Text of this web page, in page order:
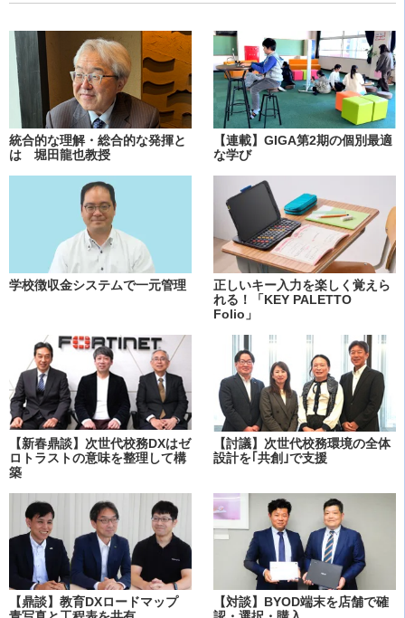
統合的な理解・総合的な発揮と
は 堀田龍也教授
【連載】GIGA第2期の個別最適
な学び
学校徴収金システムで一元管理
正しいキー入力を楽しく覚えら
れる！「KEY PALETTO
Folio」
【新春鼎談】次世代校務DXはゼ
ロトラストの意味を整理して構
築
【討議】次世代校務環境の全体
設計を｢共創｣で支援
【鼎談】教育DXロードマップ
【対談】BYOD端末を店舗で確